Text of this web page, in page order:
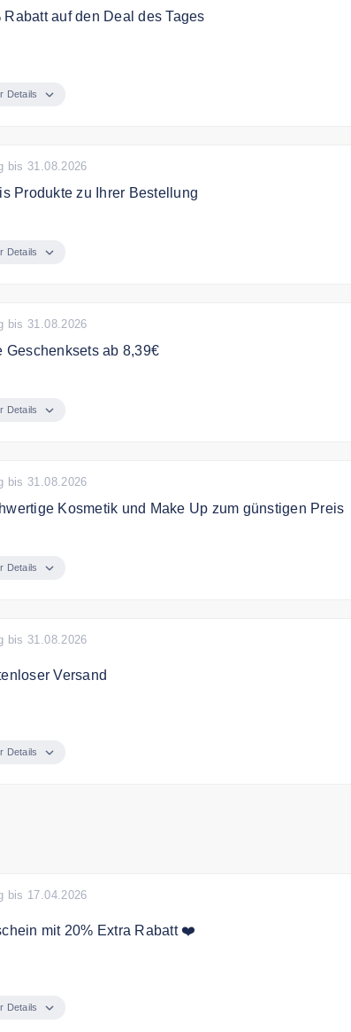
Rabatt auf den Deal des Tages
Details
bis 31.08.2026
Produkte zu Ihrer Bestellung
Details
bis 31.08.2026
Geschenksets ab 8,39€
Details
bis 31.08.2026
Kosmetik und Make Up zum günstigen Preis
Details
bis 31.08.2026
Versand
Details
bis 17.04.2026
mit 20% Extra Rabatt ❤️
Details